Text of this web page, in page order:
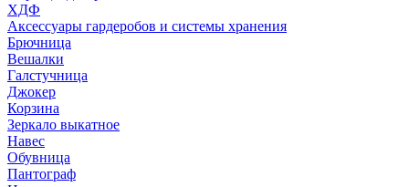
ХДФ
Аксессуары гардеробов и системы хранения
Брючница
Вешалки
Галстучница
Джокер
Корзина
Зеркало выкатное
Навес
Обувница
Пантограф